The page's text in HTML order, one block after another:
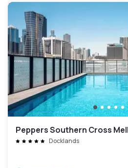
Peppers Southern Cross
Docklands